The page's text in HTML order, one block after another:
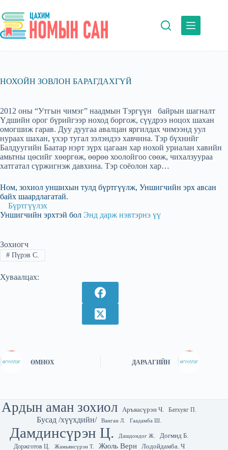
to
content
НОХОЙН ЗОВЛОН БАРАГДАХГҮЙ
2012 оны “Утгын чимэг” наадмын Тэргүүн байрын шагналт
Үдшийн орог бүрийгээр ноход боргож, сүүдрээ ноцох шахан
омогшиж гарав. Дуу дуугаа авалцан яргилдах чимээнд уул
нураах шахан, үхэр тугал зэлэндээ хавчина. Тэр бүхнийг
Балдуугийн Баатар нэрт зүрх цагаан хар нохой уриалан хавийн
амьтны цөсийг хөөргөж, өөрөө хоолойгоо сөөж, чихалзуураа
хатгатал сүржигнэж давхина. Тэр соёолон хар…
Ном, зохиол уншихын тулд бүртгүүлж, Уншигчийн эрх авсан
байх шаардлагатай.
Бүртгүүлэх
Уншигчийн эрхтэй бол Энд дарж нэвтэрнэ үү
Зохиогч
#Пүрэв С.
Хуваалцах:
ӨМНӨХ ДАРААГИЙН
Ардын аман зохиол Аръяасүрэн Ч. Батхуяг П.
Бусад /хүүхдийн/ Ванган Л. Гаадамба Ш.
Дамдинсүрэн Ц. Дашдондог Ж.
Догмид Б.
Доржготов Ц.
Жамьянсүрэн Т. Жюль Верн Лодойдамба. Ч